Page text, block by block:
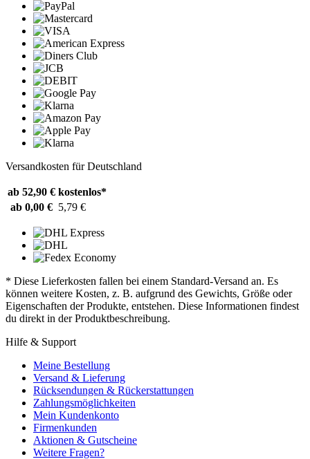
Versandkosten für Deutschland
ab 52,90 € kostenlos*
ab 0,00 € 5,79 €
* Diese Lieferkosten fallen bei einem Standard-Versand an. Es
können weitere Kosten, z. B. aufgrund des Gewichts, Größe oder
Eigenschaften der Produkte, entstehen. Diese Informationen findest
du direkt in der Produktbeschreibung.
Hilfe & Support
Meine Bestellung
Versand & Lieferung
Rücksendungen & Rückerstattungen
Zahlungsmöglichkeiten
Mein Kundenkonto
Firmenkunden
Aktionen & Gutscheine
Weitere Fragen?